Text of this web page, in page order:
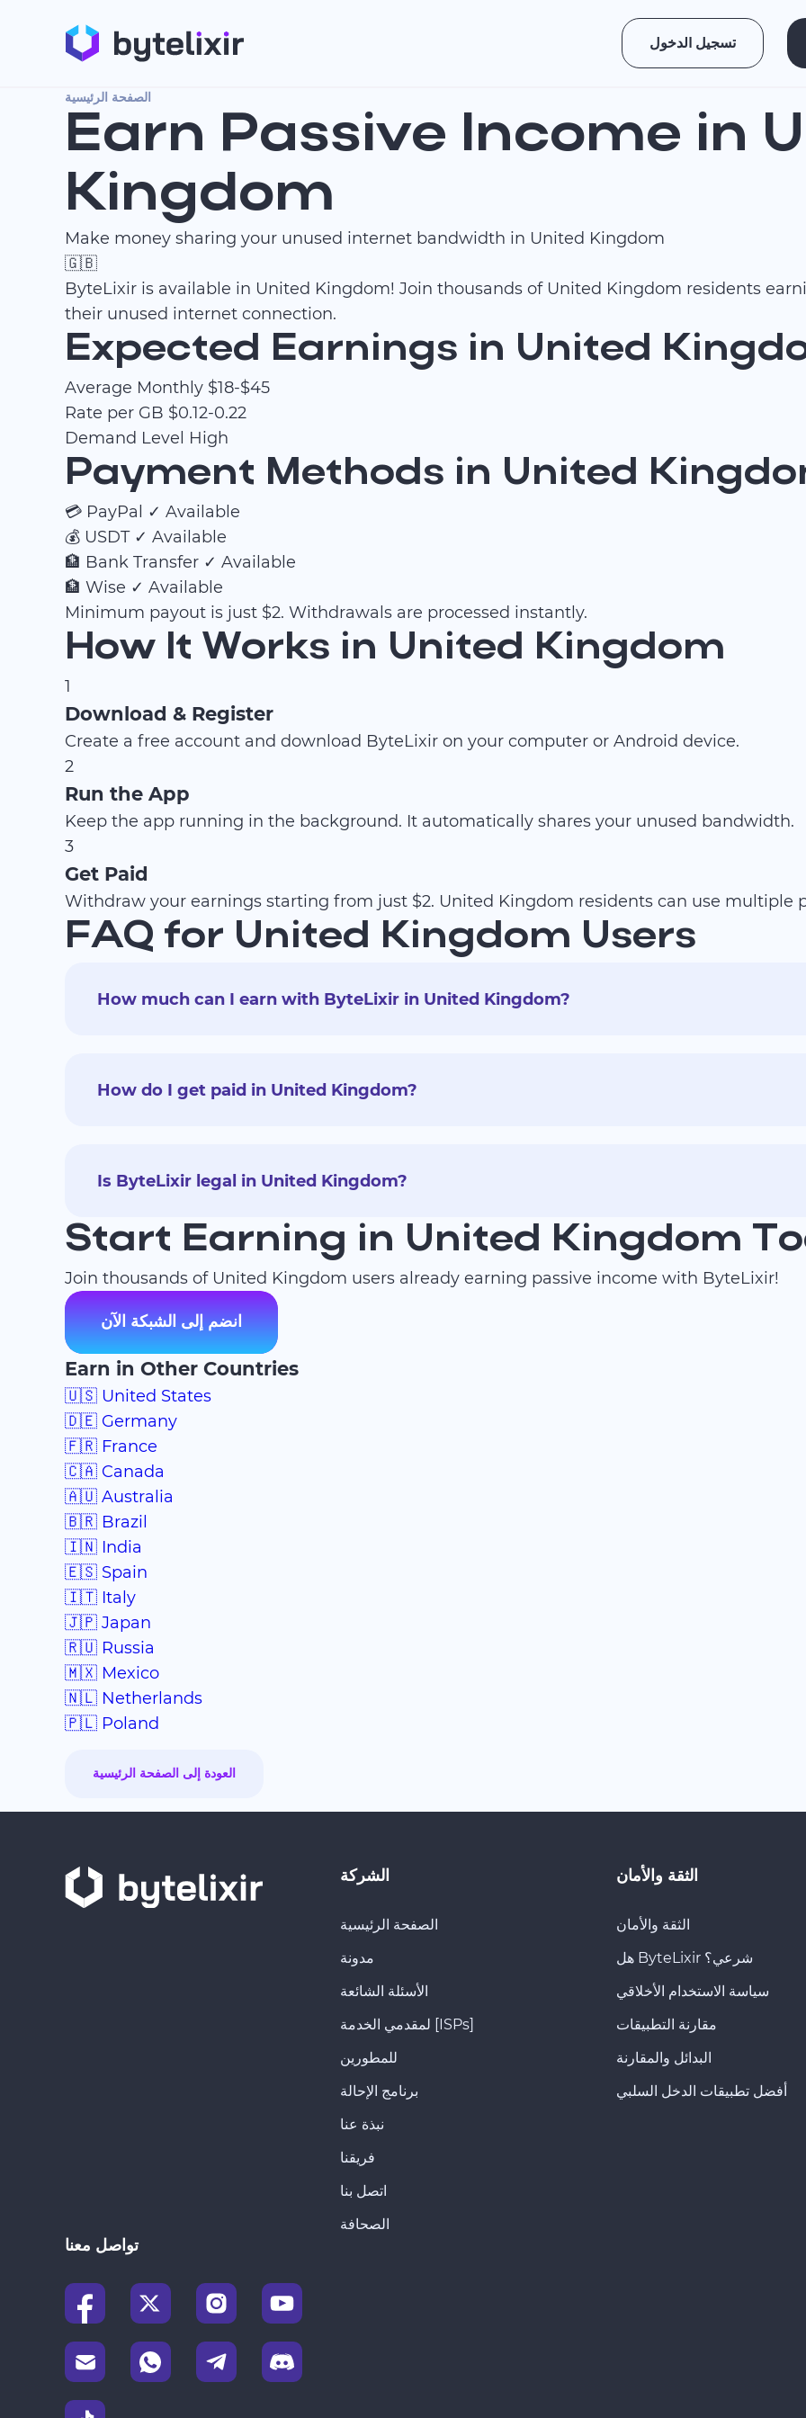
تسجيل الدخول
الصفحة الرئيسية
Earn Passive Income in
Kingdom
Make money sharing your unused internet bandwidth in United Kingdom
🇬🇧
ByteLixir is available in United Kingdom! Join thousands of United Kingdom residents
their unused internet connection.
Expected Earnings in United
Average Monthly $18-$45
Rate per GB $0.12-0.22
Demand Level High
Payment Methods in United
💳 PayPal
✓ Available
💰 USDT ✓ Available
🏦 Bank Transfer ✓ Available
🏦 Wise ✓ Available
Minimum payout is just $2. Withdrawals are processed instantly.
How It Works in United Kingdom
1
Download & Register
Create a free account and download ByteLixir on your computer or Android device.
2
Run the App
Keep the app running in the background. It automatically shares your unused bandwidth.
3
Get Paid
Withdraw your earnings starting from just $2. United Kingdom residents can use multiple
FAQ for United Kingdom Users
How much can I earn with ByteLixir in United Kingdom?
How do I get paid in United Kingdom?
Is ByteLixir legal in United Kingdom?
Start Earning in United Kingdom
Join thousands of United Kingdom users already earning passive income with ByteLixir!
انضم إلى الشبكة الآن
Earn in Other Countries
🇺🇸 United States
🇩🇪 Germany
🇫🇷 France
🇨🇦 Canada
🇦🇺 Australia
🇧🇷 Brazil
🇮🇳 India
🇪🇸 Spain
🇮🇹 Italy
🇯🇵 Japan
🇷🇺 Russia
🇲🇽 Mexico
🇳🇱 Netherlands
🇵🇱 Poland
العودة إلى الصفحة الرئيسية
الشركة
الصفحة الرئيسية
مدونة
الأسئلة الشائعة
لمقدمي الخدمة [ISPs]
للمطورين
برنامج الإحالة
نبذة عنا
فريقنا
اتصل بنا
الصحافة
الثقة والأمان
الثقة والأمان
هل ByteLixir شرعي؟
سياسة الاستخدام الأخلاقي
مقارنة التطبيقات
البدائل والمقارنة
أفضل تطبيقات الدخل السلبي
تواصل معنا